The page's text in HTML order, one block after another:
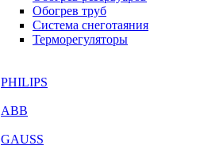
Обогрев труб
Система снеготаяния
Терморегуляторы
PHILIPS
ABB
GAUSS